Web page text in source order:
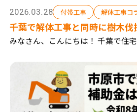
2026.03.28 付帯工事 解体工事コ
千葉で解体工事と同時に樹木
費用と業者の選び方
みなさん、こんにちは！ 千葉で住
の解体工事 アパートやマンション